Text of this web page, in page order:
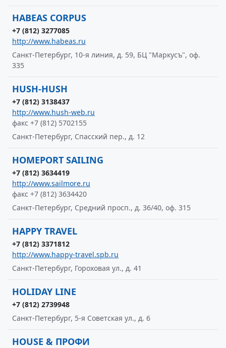
HABEAS CORPUS
+7 (812) 3277085
http://www.habeas.ru
Санкт-Петербург, 10-я линия, д. 59, БЦ "Маркусъ", оф.
335
HUSH-HUSH
+7 (812) 3138437
http://www.hush-web.ru
факс +7 (812) 5702155
Санкт-Петербург, Спасский пер., д. 12
HOMEPORT SAILING
+7 (812) 3634419
http://www.sailmore.ru
факс +7 (812) 3634420
Санкт-Петербург, Средний просп., д. 36/40, оф. 315
HAPPY TRAVEL
+7 (812) 3371812
http://www.happy-travel.spb.ru
Санкт-Петербург, Гороховая ул., д. 41
HOLIDAY LINE
+7 (812) 2739948
Санкт-Петербург, 5-я Советская ул., д. 6
HOUSE & ПРОФИ